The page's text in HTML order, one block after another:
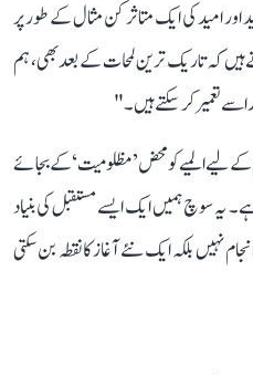
امید کی ایک متاثر کن مثال کے طور پر
کہ تاریک ترین لمحات کے بعد بھی، ہم
اسے تعمیر کر سکتے ہیں۔"
کے لیے المیے کو محض ’مظلومیت‘ کے بجائے
یہ سوچ ہمیں ایک ایسے مستقبل کی بنیاد
نہیں بلکہ ایک نئے آغاز کا نقطہ بن سکتی